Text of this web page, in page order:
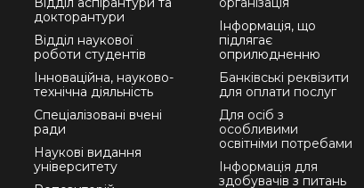
докторантури
Відділ наукової
роботи студентів
Інноваційна, науково-
технічна діяльність
Спеціалізовані вчені
ради
Наукові видання
університету
Інформація, що
підлягає
оприлюдненню
Банківські реквізити
для оплати послуг
Для осіб з
особливими
освітніми потребами
Інформація для
здобувачів з питань